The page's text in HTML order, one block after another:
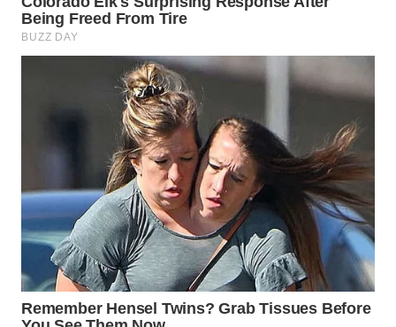
SELEB
WAHANA
WAHANA
WAHANA
HEALTH
WAHANA
DESA
WISATA